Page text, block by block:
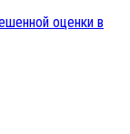
оценки в